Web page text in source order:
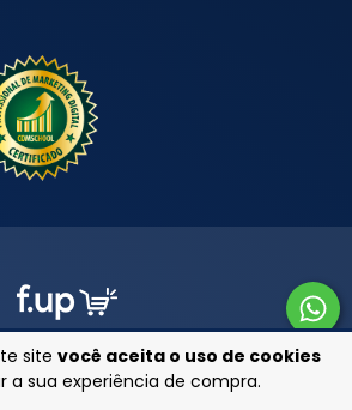
site você aceita o uso de cookies
a sua experiência de compra.